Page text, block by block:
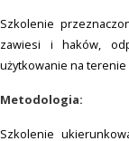
Szkolenie
zawiesi i haków,
użytkowanie na terenie
Metodologia:
Szkolenie